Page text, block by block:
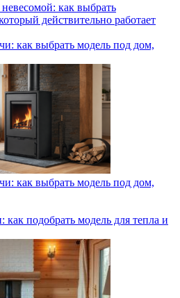
как выбрать
действительно работает
как выбрать модель под дом,
как выбрать модель под дом,
как подобрать модель для тепла и